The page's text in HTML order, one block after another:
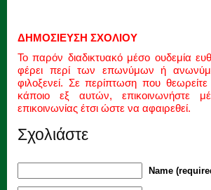
ΔΗΜΟΣΙΕΥΣΗ ΣΧΟΛΙΟΥ
Το παρόν διαδικτυακό μέσο ουδεμία
φέρει περί των επωνύμων ή
φιλοξενεί. Σε περίπτωση που
κάποιο εξ αυτών, επικοινωνήστε
επικοινωνίας έτσι ώστε να αφαιρεθεί.
Σχολιάστε
Name